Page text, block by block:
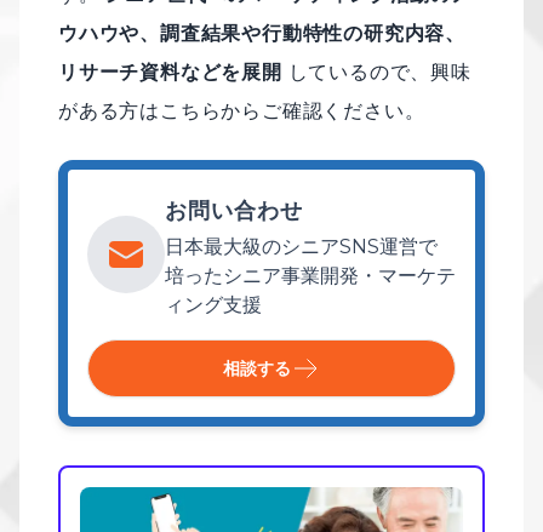
ウハウや、調査結果や行動特性の研究内容、
リサーチ資料などを展開 しているので、興味
がある方はこちらからご確認ください。
お問い合わせ
日本最大級のシニアSNS運営で
培ったシニア事業開発・マーケテ
ィング支援
相談する